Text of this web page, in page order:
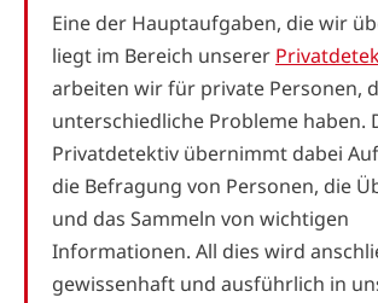
Eine der Hauptaufgaben, die wir
liegt im Bereich unserer
arbeiten wir für private Personen,
unterschiedliche Probleme haben.
Privatdetektiv übernimmt dabei
die Befragung von Personen, die
und das Sammeln von wichtigen
Informationen. All dies wird
gewissenhaft und ausführlich in